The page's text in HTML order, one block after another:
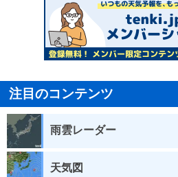
注目のコンテンツ
雨雲レーダー
天気図